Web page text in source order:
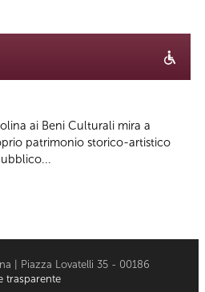
ai Beni Culturali mira a
patrimonio storico-artistico
| Piazza Lovatelli 35 - 00186
trasparente